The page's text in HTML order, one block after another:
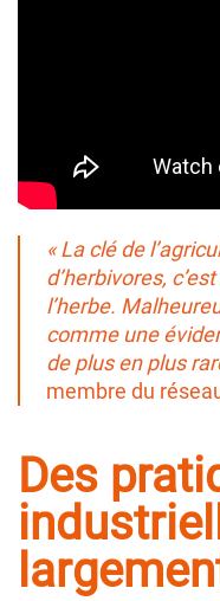
« La clé de
d’herbivores,
l’herbe.
comme une
de plus en plus
membre du
Des